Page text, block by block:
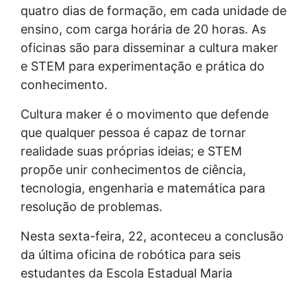
quatro dias de formação, em cada unidade de
ensino, com carga horária de 20 horas. As
oficinas são para disseminar a cultura maker
e STEM para experimentação e prática do
conhecimento.
Cultura maker é o movimento que defende
que qualquer pessoa é capaz de tornar
realidade suas próprias ideias; e STEM
propõe unir conhecimentos de ciência,
tecnologia, engenharia e matemática para
resolução de problemas.
Nesta sexta-feira, 22, aconteceu a conclusão
da última oficina de robótica para seis
estudantes da Escola Estadual Maria